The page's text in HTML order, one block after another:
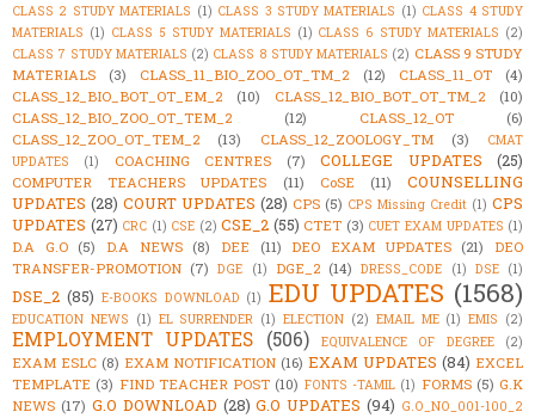
CLASS 2 STUDY MATERIALS (1) CLASS 3 STUDY MATERIALS (1) CLASS 4 STUDY
MATERIALS (1) CLASS 5 STUDY MATERIALS (1) CLASS 6 STUDY MATERIALS (2)
CLASS 7 STUDY MATERIALS (2) CLASS 8 STUDY MATERIALS (2) CLASS 9 STUDY
MATERIALS
(3) CLASS_11_BIO_ZOO_OT_TM_2 (12) CLASS_11_OT
(4)
CLASS_12_BIO_BOT_OT_EM_2
(10) CLASS_12_BIO_BOT_OT_TM_2
(10)
CLASS_12_BIO_ZOO_OT_TEM_2
(12) CLASS_12_OT
(6)
CLASS_12_ZOO_OT_TEM_2
(13) CLASS_12_ZOOLOGY_TM (3)
CMAT
UPDATES
(1) COACHING CENTRES (7) COLLEGE UPDATES (25)
COMPUTER TEACHERS UPDATES (11) CoSE (11)
COUNSELLING
UPDATES (28) COURT UPDATES (28) CPS (5) CPS Missing Credit (1) CPS
UPDATES (27) CRC (1) CSE (2) CSE_2 (55) CTET (3) CUET EXAM UPDATES (1)
D.A G.O (5) D.A NEWS (8) DEE (11) DEO EXAM UPDATES (21)
DEO
TRANSFER-PROMOTION (7) DGE (1) DGE_2 (14) DRESS_CODE (1) DSE (1)
DSE_2 (85) E-BOOKS DOWNLOAD (1) EDU UPDATES (1568)
EDUCATION NEWS (1) EL SURRENDER (1) ELECTION (2) EMAIL ME (1) EMIS (2)
EMPLOYMENT UPDATES (506) EQUIVALENCE OF DEGREE (2)
EXAM ESLC (8) EXAM NOTIFICATION (16) EXAM UPDATES (84) EXCEL
TEMPLATE (3) FIND TEACHER POST (10) FONTS -TAMIL (1) FORMS (5) G.K
NEWS (17) G.O DOWNLOAD (28) G.O UPDATES (94) G.O_NO_001-100_2